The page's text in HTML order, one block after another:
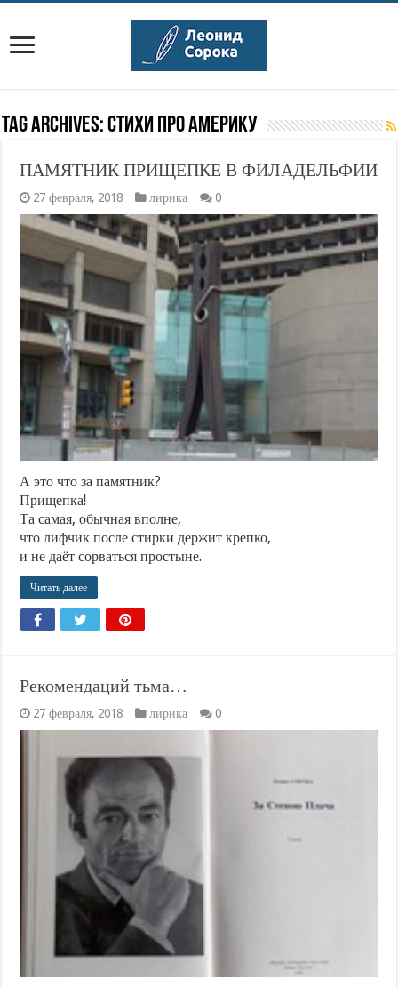
Tag Archives:стихи про америку
ПАМЯТНИК ПРИЩЕПКЕ В ФИЛАДЕЛЬФИИ
27 февраля, 2018 лирика 0
А это что за памятник?
Прищепка!
Та самая, обычная вполне,
что лифчик после стирки держит крепко,
и не даёт сорваться простыне.
Читать далее
Рекомендаций тьма…
27 февраля, 2018 лирика 0